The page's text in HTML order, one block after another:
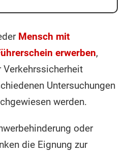
Mensch mit
erwerben,
Verkehrssicherheit
Untersuchungen
werden.
oder
die Eignung zur